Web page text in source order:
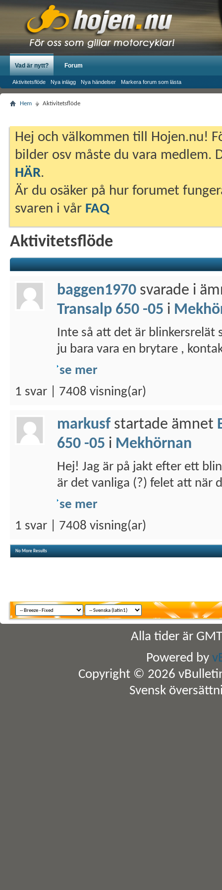
Vad är nytt?
Aktivitetsflöde Nya inlägg Nya händelser Markera forum som lästa
Forum
Hem Aktivitetsflöde
Hej och välkommen till Hojen.nu!
bilder osv måste du vara medlem.
HÄR.
Är du osäker på hur forumet
svaren i vår FAQ
Aktivitetsflöde
baggen1970 svarade i
Transalp 650 -05 i
Inte så att det är blinkersrelät
ju bara vara en brytare ,
se mer
1 svar | 7408 visning(ar)
markusf startade ämnet
650 -05 i Mekhörnan
Hej! Jag är på jakt efter ett
är det vanliga (?) felet att när
se mer
1 svar | 7408 visning(ar)
No More Results
Alla tider är
Powered by
Copyright © 2026
Svensk